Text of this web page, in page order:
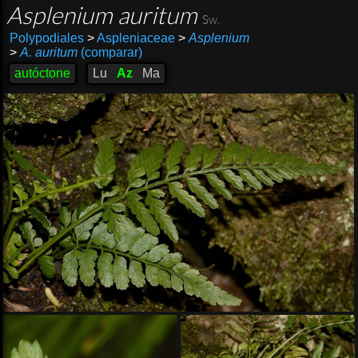
Asplenium auritum Sw.
Polypodiales >Aspleniaceae > Asplenium
> A. auritum(comparar)
autóctone
Lu Az Ma